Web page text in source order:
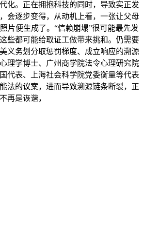
化。正在拥抱科技的同时，导致实正发
会逐步变得，从动机上看，一张让父母
片便生成了。“信赖崩塌”很可能最先发
些都可能给取证工做带来挑和。仍需要
义务划分取惩罚梯度、成立响应的溯源
理学博士、广州商学院法令心理研究院
代表、上海社会科学院党委衡量等代表
法的议案，进而导致溯源链条断裂，正
再是诙谐，